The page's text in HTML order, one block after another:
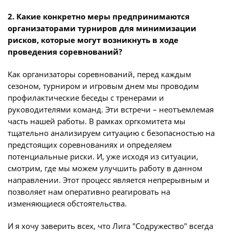
2. Какие конкретно меры предпринимаются
организаторами турниров для минимизации
рисков, которые могут возникнуть в ходе
проведения соревнований?
Как организаторы соревнований, перед каждым
сезоном, турниром и игровым днем мы проводим
профилактические беседы с тренерами и
руководителями команд. Эти встречи – неотъемлемая
часть нашей работы. В рамках оргкомитета мы
тщательно анализируем ситуацию с безопасностью на
предстоящих соревнованиях и определяем
потенциальные риски. И, уже исходя из ситуации,
смотрим, где мы можем улучшить работу в данном
направлении. Этот процесс является непрерывным и
позволяет нам оперативно реагировать на
изменяющиеся обстоятельства.
И я хочу заверить всех, что Лига "Содружество" всегда